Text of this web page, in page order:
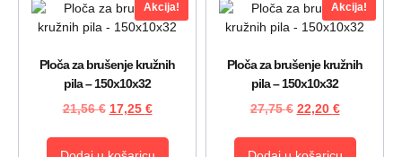
Akcija!
Ploča za brušenje kružnih
pila – 150x10x32
21,56€ 17,25 €
Akcija!
Ploča za brušenje kružnih
pila – 150x10x32
27,75€ 22,20 €